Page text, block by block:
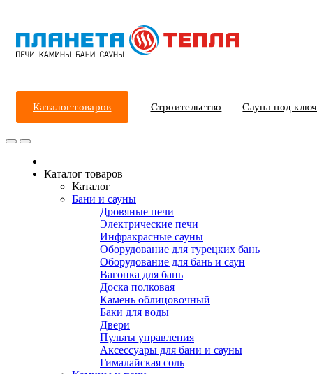
Каталог товаров Строительство Сауна под ключ
Каталог товаров
Каталог
Бани и сауны
Дровяные печи
Электрические печи
Инфракрасные сауны
Оборудование для турецких бань
Оборудование для бань и саун
Вагонка для бань
Доска полковая
Камень облицовочный
Баки для воды
Двери
Пульты управления
Аксессуары для бани и сауны
Гималайская соль